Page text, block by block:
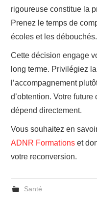
rigoureuse constitue la
Prenez le temps de
écoles et les débouchés.
Cette décision engage
long terme. Privilégiez
l’accompagnement
d’obtention. Votre
dépend directement.
Vous souhaitez en
ADNR Formations et
votre reconversion.
Santé